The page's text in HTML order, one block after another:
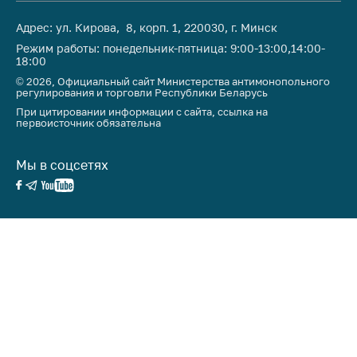
антимонопольного
регулирования и
конкурентной
политики
Адрес: ул. Кирова, 8, корп. 1, 220030, г. Минск
Режим работы: понедельник-пятница: 9:00-13:00,14:00-
18:00
© 2026, Официальный сайт Министерства антимонопольного
регулирования и торговли Республики Беларусь
При цитировании информации с сайта, ссылка на
первоисточник обязательна
Мы в соцсетях